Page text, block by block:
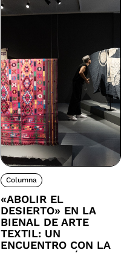
Columna
«ABOLIR EL
DESIERTO» EN LA
BIENAL DE ARTE
TEXTIL: UN
ENCUENTRO CON LA